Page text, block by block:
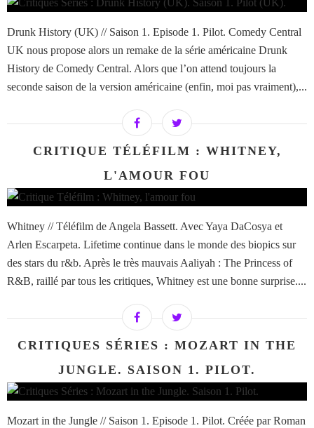
Drunk History (UK) // Saison 1. Episode 1. Pilot. Comedy Central
UK nous propose alors un remake de la série américaine Drunk
History de Comedy Central. Alors que l’on attend toujours la
seconde saison de la version américaine (enfin, moi pas vraiment),...
CRITIQUE TÉLÉFILM : WHITNEY,
L'AMOUR FOU
Whitney // Téléfilm de Angela Bassett. Avec Yaya DaCosya et
Arlen Escarpeta. Lifetime continue dans le monde des biopics sur
des stars du r&b. Après le très mauvais Aaliyah : The Princess of
R&B, raillé par tous les critiques, Whitney est une bonne surprise....
CRITIQUES SÉRIES : MOZART IN THE
JUNGLE. SAISON 1. PILOT.
Mozart in the Jungle // Saison 1. Episode 1. Pilot. Créée par Roman